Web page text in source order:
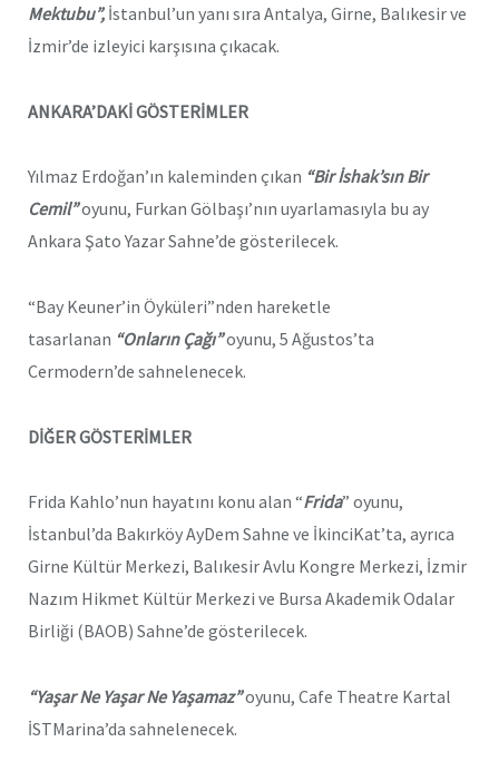
Mektubu”, İstanbul’un yanı sıra Antalya, Girne, Balıkesir ve
İzmir’de izleyici karşısına çıkacak.
ANKARA’DAKİ GÖSTERİMLER
Yılmaz Erdoğan’ın kaleminden çıkan “Bir İshak’sın Bir
Cemil”oyunu, Furkan Gölbaşı’nın uyarlamasıyla bu ay
Ankara Şato Yazar Sahne’de gösterilecek.
“Bay Keuner’in Öyküleri”nden hareketle
tasarlanan “Onların Çağı”oyunu, 5 Ağustos’ta
Cermodern’de sahnelenecek.
DİĞER GÖSTERİMLER
Frida Kahlo’nun hayatını konu alan “Frida” oyunu,
İstanbul’da Bakırköy AyDem Sahne ve İkinciKat’ta, ayrıca
Girne Kültür Merkezi, Balıkesir Avlu Kongre Merkezi, İzmir
Nazım Hikmet Kültür Merkezi ve Bursa Akademik Odalar
Birliği (BAOB) Sahne’de gösterilecek.
“Yaşar Ne Yaşar Ne Yaşamaz”oyunu, Cafe Theatre Kartal
İSTMarina’da sahnelenecek.